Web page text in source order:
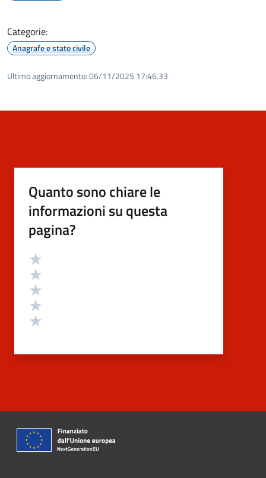
Categorie:
Anagrafe e stato civile
Ultimo aggiornamento:06/11/2025 17:46.33
Quanto sono chiare le
informazioni su questa
pagina?
Valutazione